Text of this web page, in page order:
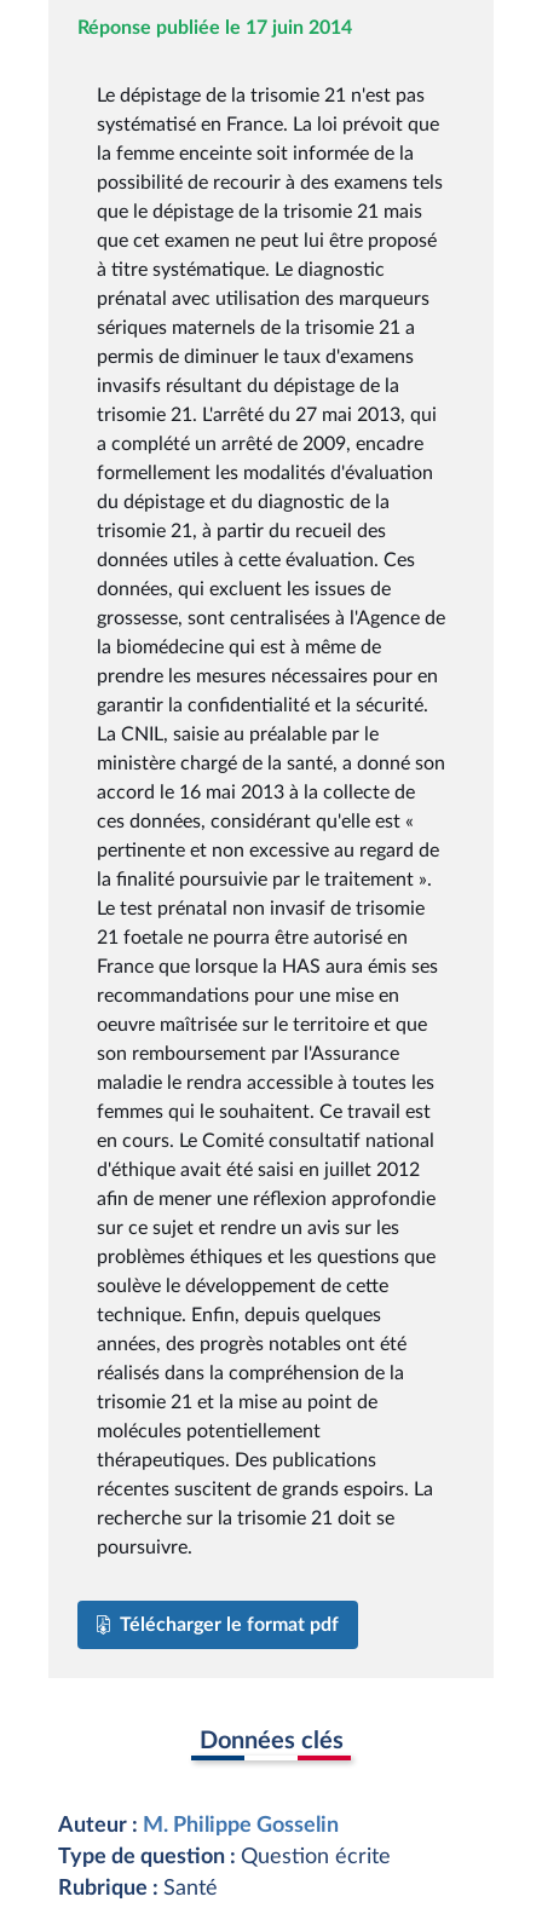
Réponse publiée le 17 juin 2014
Le dépistage de la trisomie 21 n'est pas
systématisé en France. La loi prévoit que
la femme enceinte soit informée de la
possibilité de recourir à des examens tels
que le dépistage de la trisomie 21 mais
que cet examen ne peut lui être proposé
à titre systématique. Le diagnostic
prénatal avec utilisation des marqueurs
sériques maternels de la trisomie 21 a
permis de diminuer le taux d'examens
invasifs résultant du dépistage de la
trisomie 21. L'arrêté du 27 mai 2013, qui
a complété un arrêté de 2009, encadre
formellement les modalités d'évaluation
du dépistage et du diagnostic de la
trisomie 21, à partir du recueil des
données utiles à cette évaluation. Ces
données, qui excluent les issues de
grossesse, sont centralisées à l'Agence de
la biomédecine qui est à même de
prendre les mesures nécessaires pour en
garantir la confidentialité et la sécurité.
La CNIL, saisie au préalable par le
ministère chargé de la santé, a donné son
accord le 16 mai 2013 à la collecte de
ces données, considérant qu'elle est «
pertinente et non excessive au regard de
la finalité poursuivie par le traitement ».
Le test prénatal non invasif de trisomie
21 foetale ne pourra être autorisé en
France que lorsque la HAS aura émis ses
recommandations pour une mise en
oeuvre maîtrisée sur le territoire et que
son remboursement par l'Assurance
maladie le rendra accessible à toutes les
femmes qui le souhaitent. Ce travail est
en cours. Le Comité consultatif national
d'éthique avait été saisi en juillet 2012
afin de mener une réflexion approfondie
sur ce sujet et rendre un avis sur les
problèmes éthiques et les questions que
soulève le développement de cette
technique. Enfin, depuis quelques
années, des progrès notables ont été
réalisés dans la compréhension de la
trisomie 21 et la mise au point de
molécules potentiellement
thérapeutiques. Des publications
récentes suscitent de grands espoirs. La
recherche sur la trisomie 21 doit se
poursuivre.
Télécharger le format pdf
Données clés
Auteur : M. Philippe Gosselin
Type de question : Question écrite
Rubrique : Santé